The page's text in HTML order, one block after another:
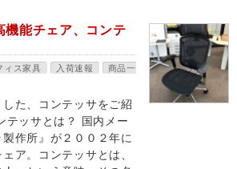
機能チェア、コンテ
ィス家具 入荷速報
商品一
た、コンテッサをご紹
テッサとは？ 国内メー
作所』が２００２年に
ア。コンテッサとは、